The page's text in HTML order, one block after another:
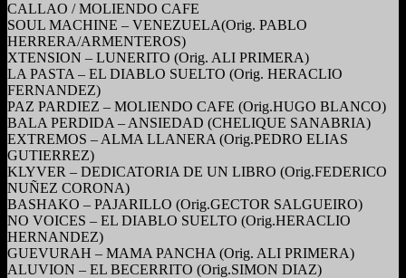
CALLAO / MOLIENDO CAFE
SOUL MACHINE – VENEZUELA(Orig. PABLO
HERRERA/ARMENTEROS)
XTENSION – LUNERITO (Orig. ALI PRIMERA)
LA PASTA – EL DIABLO SUELTO (Orig. HERACLIO
FERNANDEZ)
PAZ PARDIEZ – MOLIENDO CAFE (Orig.HUGO BLANCO)
BALA PERDIDA – ANSIEDAD (CHELIQUE SANABRIA)
EXTREMOS – ALMA LLANERA (Orig.PEDRO ELIAS
GUTIERREZ)
KLYVER – DEDICATORIA DE UN LIBRO (Orig.FEDERICO
NUÑEZ CORONA)
BASHAKO – PAJARILLO (Orig.GECTOR SALGUEIRO)
NO VOICES – EL DIABLO SUELTO (Orig.HERACLIO
HERNANDEZ)
GUEVURAH – MAMA PANCHA (Orig. ALI PRIMERA)
ALUVION – EL BECERRITO (Orig.SIMON DIAZ)